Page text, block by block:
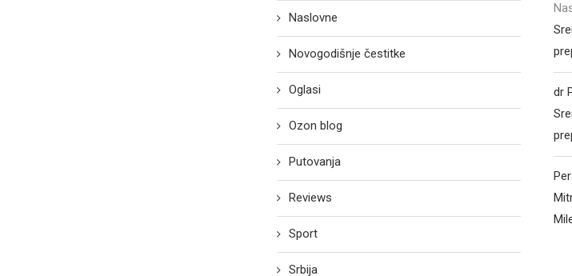
Naslovne
Novogodišnje čestitke
Oglasi
Ozon blog
Putovanja
Reviews
Sport
Srbija
dr